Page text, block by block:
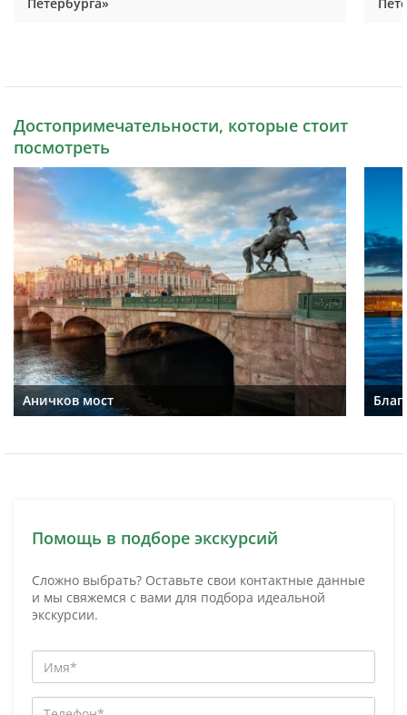
Достопримечательности, которые стоит
посмотреть
Аничков мост
Помощь в подборе экскурсий
Сложно выбрать? Оставьте свои контактные данные
и мы свяжемся с вами для подбора идеальной
экскурсии.